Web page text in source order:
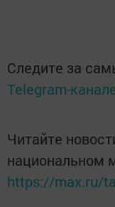
Следите за
Telegram-
Читайте
национальном
https://max.ru/